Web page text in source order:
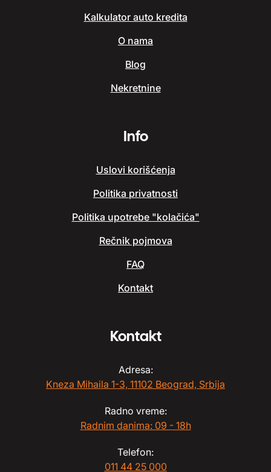
Kalkulator auto kredita
O nama
Blog
Nekretnine
Info
Uslovi korišćenja
Politika privatnosti
Politika upotrebe "kolačića"
Rečnik pojmova
FAQ
Kontakt
Kontakt
Adresa:
Kneza Mihaila 1-3, 11102 Beograd, Srbija
Radno vreme:
Radnim danima: 09 - 18h
Telefon:
011 44 25 000